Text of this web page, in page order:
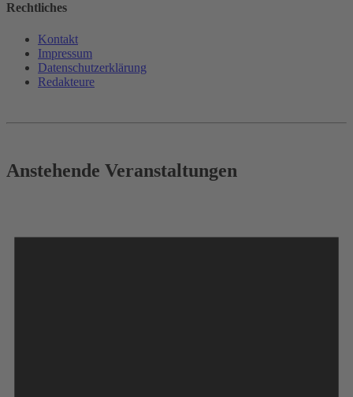
Rechtliches
Kontakt
Impressum
Datenschutz­erklärung
Redakteure
Anstehende Veranstaltungen